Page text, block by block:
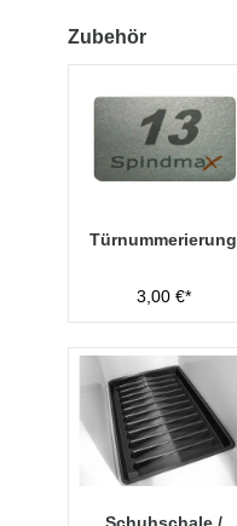
Zubehör
Türnummerierung
3,00 €*